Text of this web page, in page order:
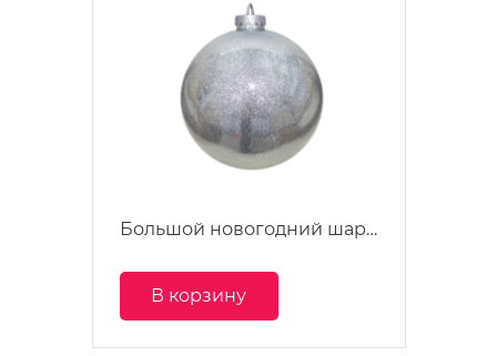
Большой новогодний шар…
В корзину